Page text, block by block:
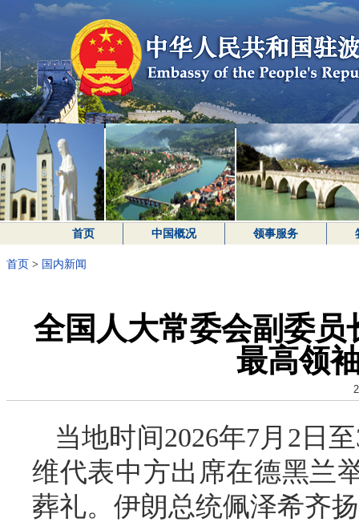
首页 中国概况 领事服务
首页 > 国内新闻
全国人大常委会副委
最高领
当地时间2026年7月2日
维代表中方出席在德黑兰
葬礼。伊朗总统佩泽希齐